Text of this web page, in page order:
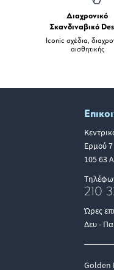
Διαχρονικό
Σκανδιναβικό
Iconic σχέδια,
αισθητικής
Ερμού 7
105 63
210
Ώρες
Δευ -
Golden